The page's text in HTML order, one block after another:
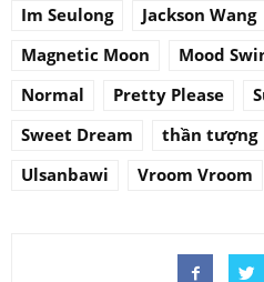
Im Seulong
Jackson Wang
Magnetic Moon
Mood
Normal
Pretty Please
Sweet Dream
thần tượng
Ulsanbawi
Vroom Vroom